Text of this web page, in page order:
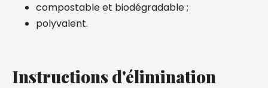
compostable et biodégradable ;
polyvalent.
Instructions d'élimination